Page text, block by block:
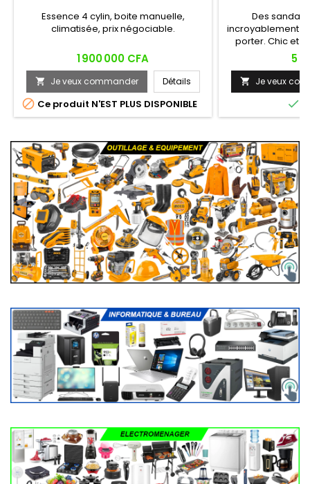
Essence 4 cylin, boite manuelle,
climatisée, prix négociable.
Prix
1 900 000 CFA
 Je veux commander Détails
 Ce produit N'EST PLUS DISPONIBLE
Des
incroyablement
porter. Chic et
emblématique
révolution du
Prix
5
 Je veux
